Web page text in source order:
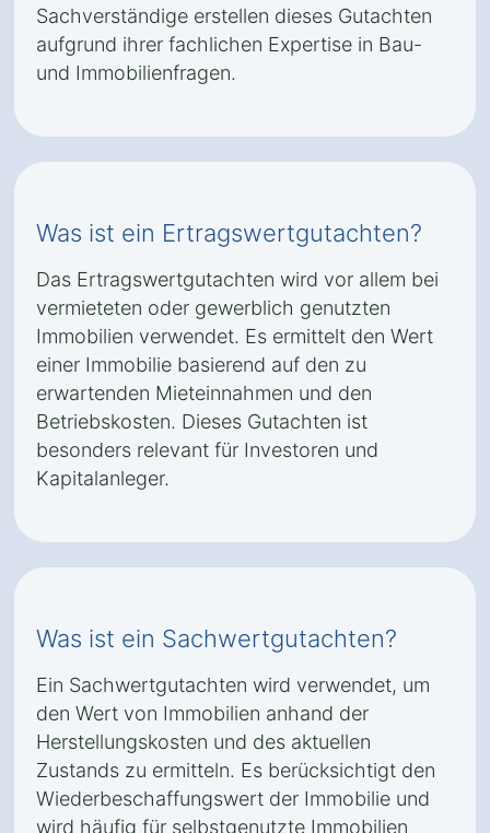
Sachverständige erstellen dieses Gutachten
aufgrund ihrer fachlichen Expertise in Bau-
und Immobilienfragen.
Was ist ein Ertragswertgutachten?
Das Ertragswertgutachten wird vor allem bei
vermieteten oder gewerblich genutzten
Immobilien verwendet. Es ermittelt den Wert
einer Immobilie basierend auf den zu
erwartenden Mieteinnahmen und den
Betriebskosten. Dieses Gutachten ist
besonders relevant für Investoren und
Kapitalanleger.
Was ist ein Sachwertgutachten?
Ein Sachwertgutachten wird verwendet, um
den Wert von Immobilien anhand der
Herstellungskosten und des aktuellen
Zustands zu ermitteln. Es berücksichtigt den
Wiederbeschaffungswert der Immobilie und
wird häufig für selbstgenutzte Immobilien